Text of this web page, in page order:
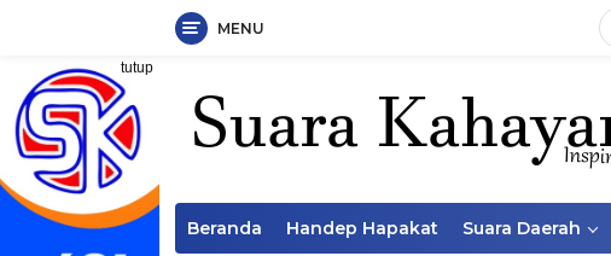
Langsung
konten
MENU
tutup
Beranda Handep Hapakat Suara Daerah